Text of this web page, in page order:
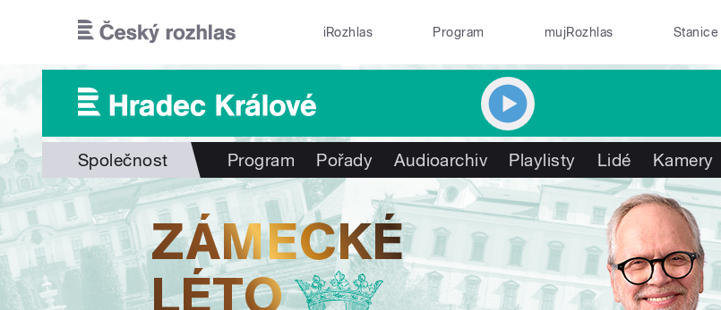
iRozhlas Program mujRozhlas Stanice
Společnost Program Pořady Audioarchiv Playlisty Lidé Kamery